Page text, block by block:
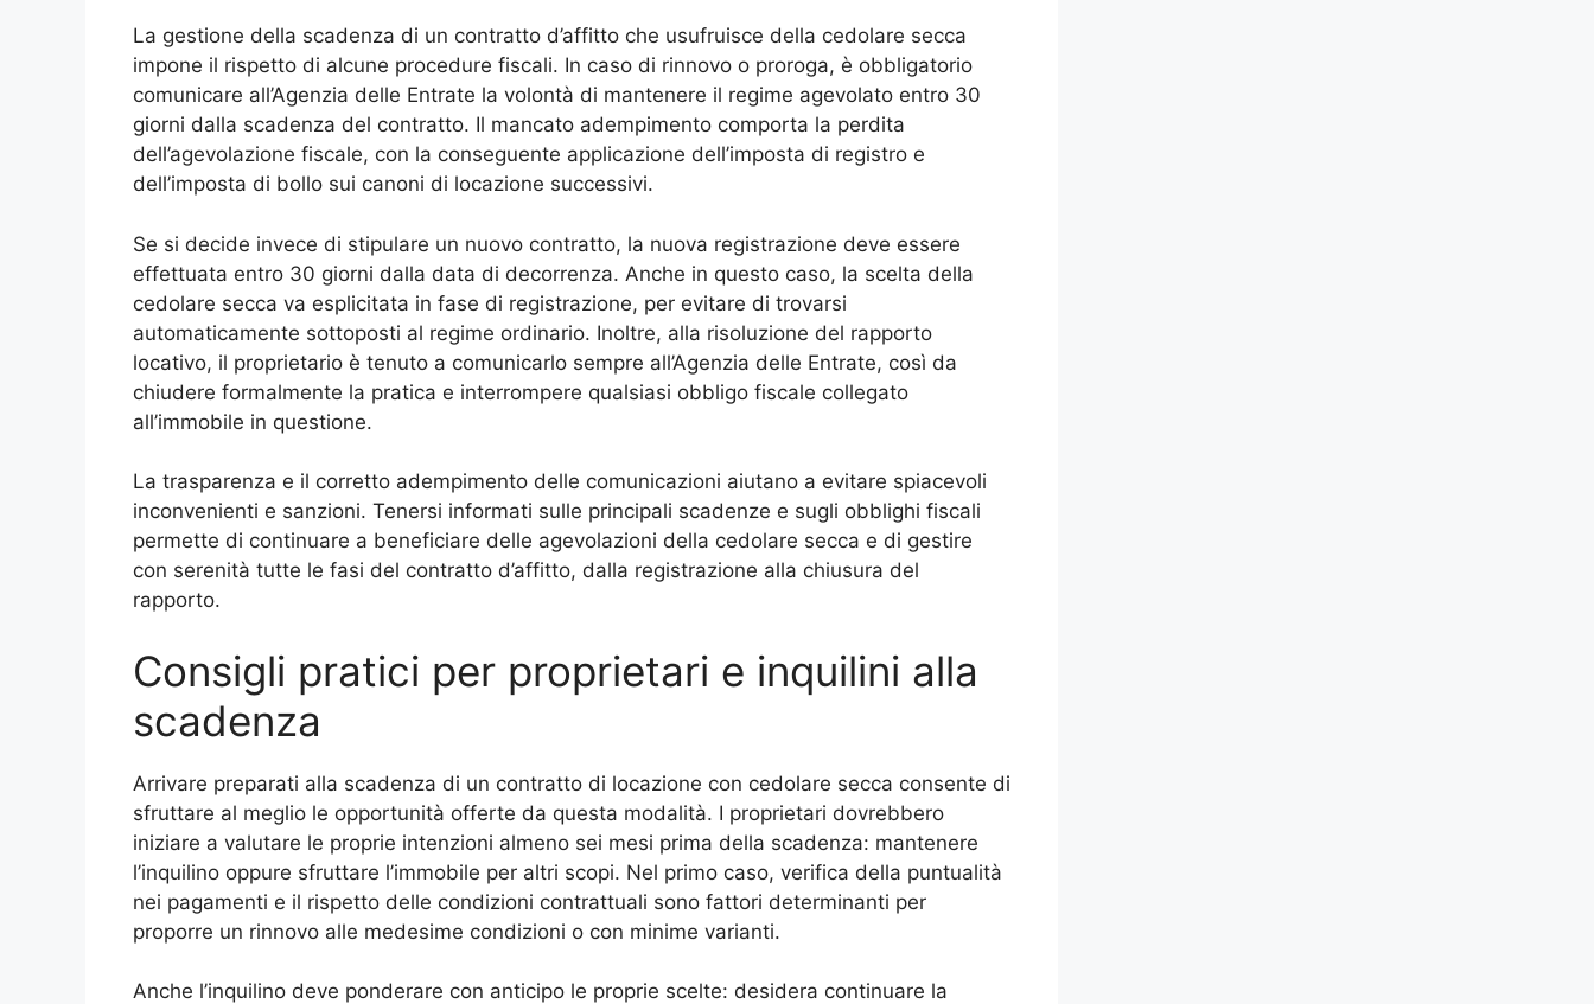
La gestione della scadenza di un contratto d’affitto che usufruisce della cedolare secca
impone il rispetto di alcune procedure fiscali. In caso di rinnovo o proroga, è obbligatorio
comunicare all’Agenzia delle Entrate la volontà di mantenere il regime agevolato entro 30
giorni dalla scadenza del contratto. Il mancato adempimento comporta la perdita
dell’agevolazione fiscale, con la conseguente applicazione dell’imposta di registro e
dell’imposta di bollo sui canoni di locazione successivi.
Se si decide invece di stipulare un nuovo contratto, la nuova registrazione deve essere
effettuata entro 30 giorni dalla data di decorrenza. Anche in questo caso, la scelta della
cedolare secca va esplicitata in fase di registrazione, per evitare di trovarsi
automaticamente sottoposti al regime ordinario. Inoltre, alla risoluzione del rapporto
locativo, il proprietario è tenuto a comunicarlo sempre all’Agenzia delle Entrate, così da
chiudere formalmente la pratica e interrompere qualsiasi obbligo fiscale collegato
all’immobile in questione.
La trasparenza e il corretto adempimento delle comunicazioni aiutano a evitare spiacevoli
inconvenienti e sanzioni. Tenersi informati sulle principali scadenze e sugli obblighi fiscali
permette di continuare a beneficiare delle agevolazioni della cedolare secca e di gestire
con serenità tutte le fasi del contratto d’affitto, dalla registrazione alla chiusura del
rapporto.
Consigli pratici per proprietari e inquilini alla
scadenza
Arrivare preparati alla scadenza di un contratto di locazione con cedolare secca consente di
sfruttare al meglio le opportunità offerte da questa modalità. I proprietari dovrebbero
iniziare a valutare le proprie intenzioni almeno sei mesi prima della scadenza: mantenere
l’inquilino oppure sfruttare l’immobile per altri scopi. Nel primo caso, verifica della puntualità
nei pagamenti e il rispetto delle condizioni contrattuali sono fattori determinanti per
proporre un rinnovo alle medesime condizioni o con minime varianti.
Anche l’inquilino deve ponderare con anticipo le proprie scelte: desidera continuare la